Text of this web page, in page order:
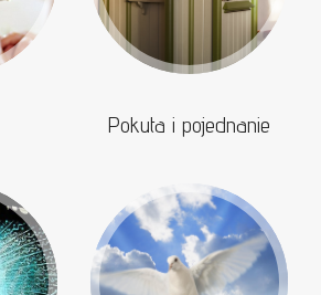
Pokuta i pojednanie